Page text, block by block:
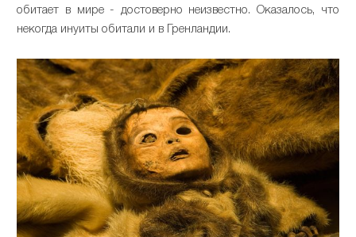
обитает в мире - достоверно неизвестно. Оказалось, что
некогда инуиты обитали и в Гренландии.